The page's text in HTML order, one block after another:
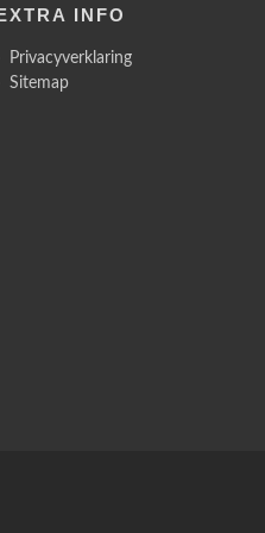
INFO
Privacyverklaring
Sitemap